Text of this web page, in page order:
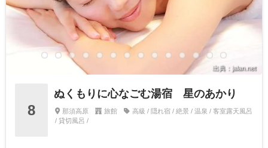
出典：jalan.net
8
ぬくもりに心なごむ湯宿 星のあかり
那須高原 旅館
高級 / 隠れ宿 / 絶景 / 温泉 / 客室露天風呂
/ 貸切風呂 /